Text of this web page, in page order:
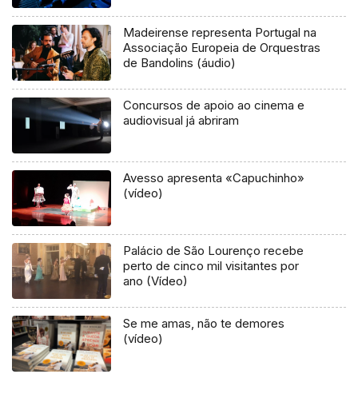
Madeirense representa Portugal na
Associação Europeia de Orquestras
de Bandolins (áudio)
Concursos de apoio ao cinema e
audiovisual já abriram
Avesso apresenta «Capuchinho»
(vídeo)
Palácio de São Lourenço recebe
perto de cinco mil visitantes por
ano (Vídeo)
Se me amas, não te demores
(vídeo)